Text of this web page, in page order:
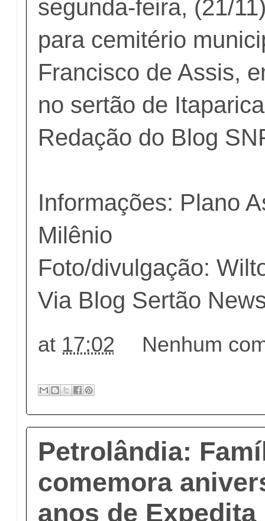
segunda-feira, (21/
para cemitério
Francisco de Assis,
no sertão de
Redação do Blog
Informações: Plano
Milênio
Foto/divulgação:
Via Blog Sertão
at 17:02 Nenhum
Petrolândia:
comemora
anos de Expedita